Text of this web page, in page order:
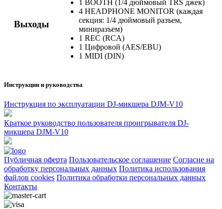
Выходы
1 BOOTH (1/4 дюймовый TRS джек)
4 HEADPHONE MONITOR (каждая
секция: 1/4 дюймовый разъем,
миниразъем)
1 REC (RCA)
1 Цифровой (AES/EBU)
1 MIDI (DIN)
Инструкции и руководства
Инструкция по эксплуатации DJ-микшера DJM-V10
Краткое руководство пользователя проигрывателя DJ-
микшера DJM-V10
Публичная оферта Пользовательское соглашение Согласие на
обработку персональных данных Политика использования
файлов cookies Политика обработки персональных данных
Контакты